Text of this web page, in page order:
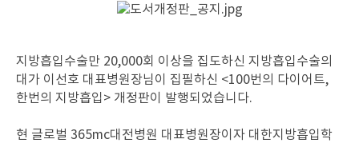
지방흡입수술만 20,000회 이상을 집도하신 지방흡입수술의
대가 이선호 대표병원장님이 집필하신 <100번의 다이어트,
한번의 지방흡입> 개정판이 발행되었습니다.
현 글로벌 365mc대전병원 대표병원장이자 대한지방흡입학